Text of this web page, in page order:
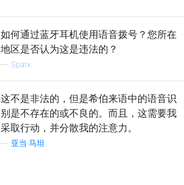
如何通过蓝牙耳机使用语音拨号？您所在
地区是否认为这是违法的？
— Sparx
这不是非法的，但是希伯来语中的语音识
别是不存在的或不良的。而且，这需要我
采取行动，并分散我的注意力。
亚当·马坦